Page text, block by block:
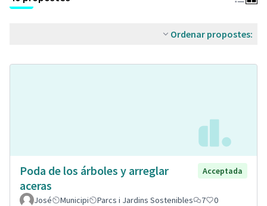
Ordenar propostes:
Poda de los árboles y arreglar
aceras
Acceptada
José Municipi Parcs i Jardins Sostenibles 7 0